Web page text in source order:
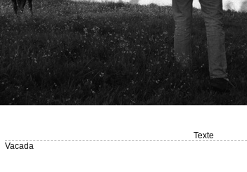
Texte
Vacada